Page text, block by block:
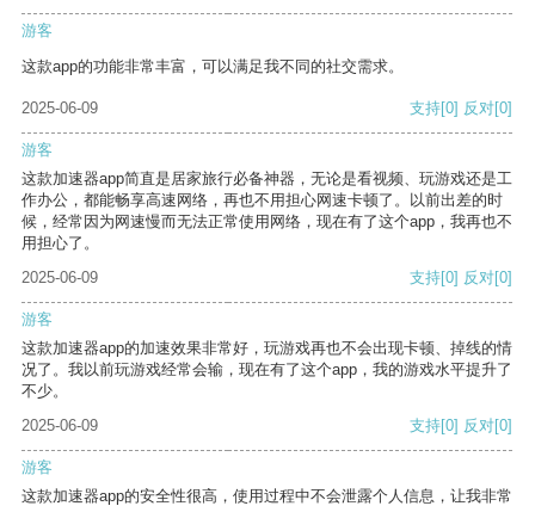
游客
这款app的功能非常丰富，可以满足我不同的社交需求。
2025-06-09 支持[0] 反对[0]
游客
这款加速器app简直是居家旅行必备神器，无论是看视频、玩游戏还是工
作办公，都能畅享高速网络，再也不用担心网速卡顿了。以前出差的时
候，经常因为网速慢而无法正常使用网络，现在有了这个app，我再也不
用担心了。
2025-06-09
支持[0] 反对[0]
游客
这款加速器app的加速效果非常好，玩游戏再也不会出现卡顿、掉线的情
况了。我以前玩游戏经常会输，现在有了这个app，我的游戏水平提升了
不少。
2025-06-09
支持[0] 反对[0]
游客
这款加速器app的安全性很高，使用过程中不会泄露个人信息，让我非常